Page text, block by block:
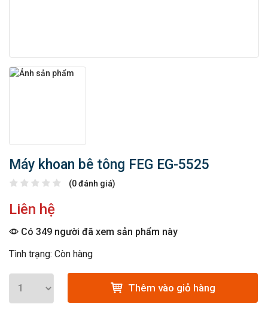
Máy khoan bê tông FEG EG-5525
(0 đánh giá)
Liên hệ
Có 349 người đã xem sản phẩm này
Tình trạng: Còn hàng
Thêm vào giỏ hàng